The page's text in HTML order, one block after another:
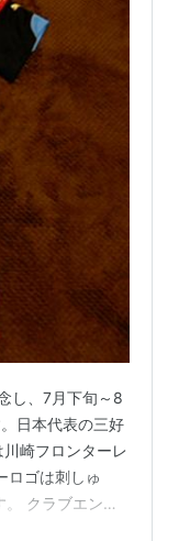
し、7月下旬～8
日本代表の三好
崎フロンターレ
ロゴは刺しゅ
クラブエンブ